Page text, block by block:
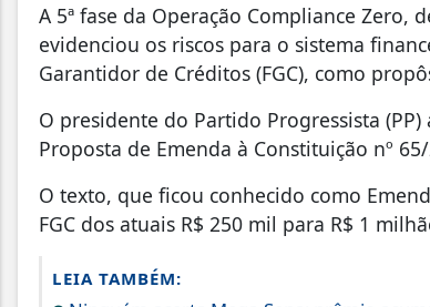
A 5ª fase da Operação Compliance Zero,
evidenciou os riscos para o sistema
Garantidor de Créditos (FGC), como
O presidente do Partido Progressista
Proposta de Emenda à Constituição nº
O texto, que ficou conhecido como
FGC dos atuais R$ 250 mil para R$ 1
LEIA TAMBÉM: